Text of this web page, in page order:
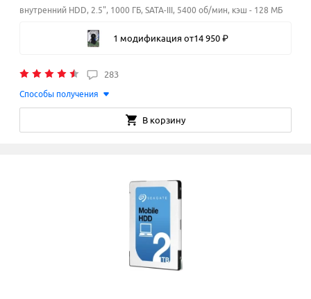
внутренний HDD, 2.5", 1000 ГБ, SATA-III, 5400 об/мин, кэш - 128 МБ
1 модификация от14 950 ₽
283
Способы получения
В корзину